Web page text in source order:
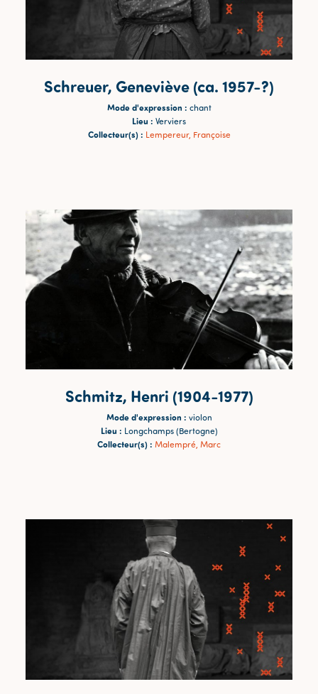
Schreuer, Geneviève (ca. 1957-?)
Mode d'expression : chant
Lieu : Verviers
Collecteur(s) : Lempereur, Françoise
Schmitz, Henri (1904-1977)
Mode d'expression : violon
Lieu : Longchamps (Bertogne)
Collecteur(s) : Malempré, Marc